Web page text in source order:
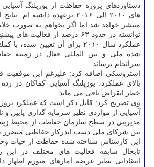
دستاوردهای پروژه حفاظت از یوزپلنگ
های ۲۰۱۰ الی ۲۰۱۶ برعهده داشته
منتشر خواهد شد اما اگر بخواهم به صورت
توانسته در حدود ۶۳ درصد از فعالیت
عملكرد سال ۲۰۱۰ برای آن تعیین
شده ملی و بین المللی فعال در زمینه
سرانجام برساند.
استروسكی اضافه كرد: علیرغم این موفقیت
بالای عملكرد، یوزپلنگ آسیایی كماكان در
خطر انقراض باقی می ماند.
وی تصریح كرد: قابل ذكر است كه عملكرد
آسیایی از مواردی نظیر سرمایه گذاری پایین و
مدیریتی در سطح سازمان حفاظت از محیط
بین شركای ملی دست اندركار حفاظتی
تابحال سابقه فعالیت های مختلف در این
انتقاداتی نظیر عرضه آمارهای متورم